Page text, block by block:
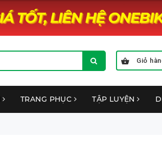
Giỏ
TRANG PHỤC TẬP LUYỆN